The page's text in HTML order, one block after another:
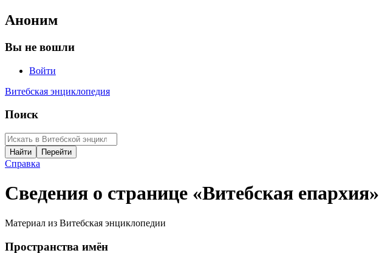
Аноним
Вы не вошли
Войти
Витебская энциклопедия
Поиск
Справка
Сведения о странице «Витебская епархия»
Материал из Витебская энциклопедии
Пространства имён